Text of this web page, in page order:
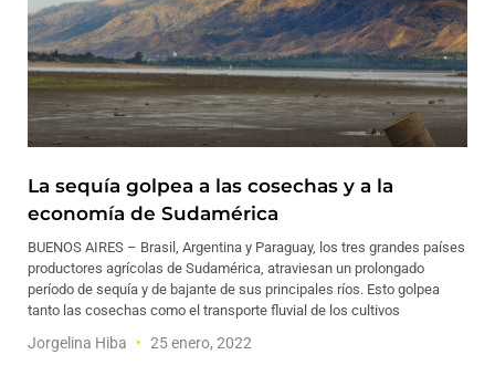
La sequía golpea a las cosechas y a la
economía de Sudamérica
BUENOS AIRES – Brasil, Argentina y Paraguay, los tres grandes países
productores agrícolas de Sudamérica, atraviesan un prolongado
período de sequía y de bajante de sus principales ríos. Esto golpea
tanto las cosechas como el transporte fluvial de los cultivos
Jorgelina Hiba 25 enero, 2022